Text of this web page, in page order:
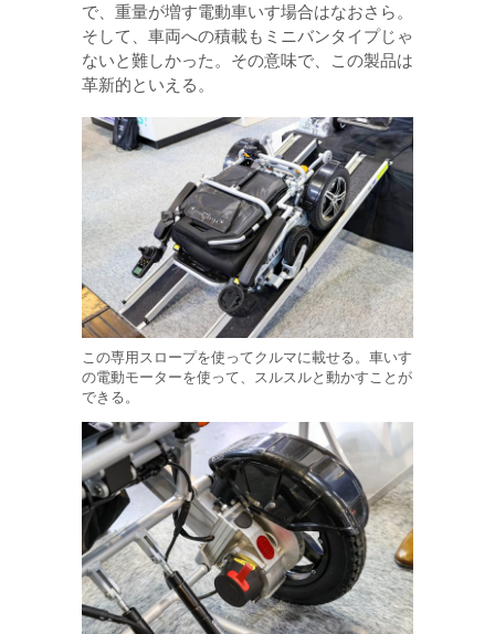
で、重量が増す電動車いす場合はなおさら。
そして、車両への積載もミニバンタイプじゃ
ないと難しかった。その意味で、この製品は
革新的といえる。
この専用スロープを使ってクルマに載せる。車いす
の電動モーターを使って、スルスルと動かすことが
できる。